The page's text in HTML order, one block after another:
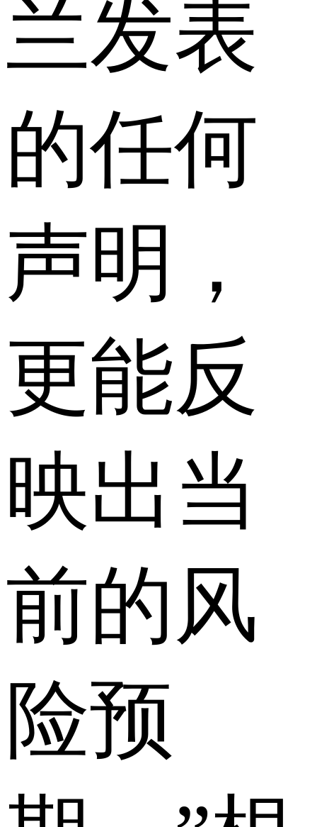
兰发表
的任何
声明，
更能反
映出当
前的风
险预